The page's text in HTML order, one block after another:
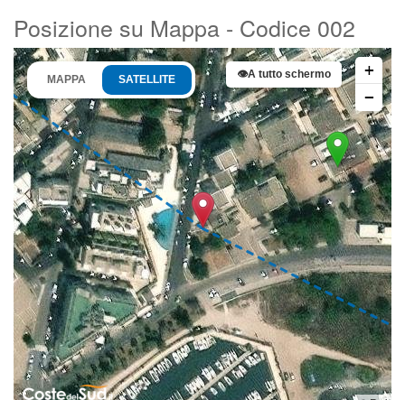
Posizione su Mappa - Codice 002
MAPPA SATELLITE 👁A tutto schermo
+
−